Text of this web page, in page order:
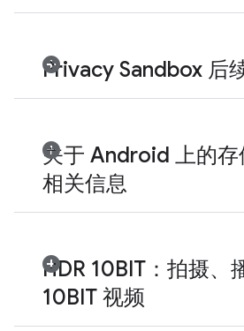
Privacy Sandbox 后
关于 Android 上的存
相关信息
HDR 10BIT：拍摄、
10BIT 视频